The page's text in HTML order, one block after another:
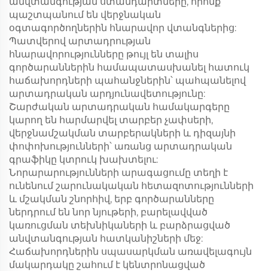
պաշտպանում են վերջնական
օգտագործողներին հնարավոր վտանգներից:
Պատվերով արտադրության
հնարավորությունները թույլ են տալիս
գործարաններին համապատասխանել հատուկ
հաճախորդների պահանջներին՝ պահպանելով
արտադրական արդյունավետությունը:
Շարժական արտադրական համակարգերը
կարող են հարմարվել տարբեր չափսերի,
վերջնամշակման տարբերակների և դիզայնի
փոփոխությունների՝ առանց արտադրական
գրաֆիկը կտրուկ խախտելու:
Նորարարությունների արագացումը տեղի է
ունենում շարունակական հետազոտությունների
և մշակման շնորհիվ, երբ գործարանները
ներդրում են նոր նյութերի, բարելավված
կառուցման տեխնիկաների և բարձրացված
անվտանգության հատկանիշների մեջ:
Հաճախորդներին սպասարկման առավելագույն
մակարդակը շահում է կենտրոնացված